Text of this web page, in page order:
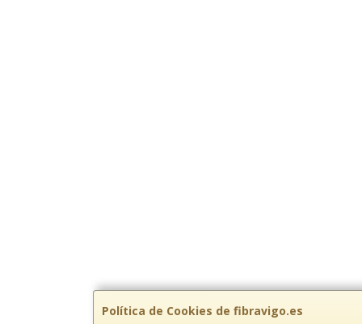
Política de Cookies de fibravigo.es